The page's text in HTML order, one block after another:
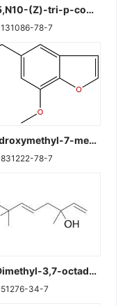
N1,N5,N10-(Z)-tri-p-coumaroylspermidine
131086-78-7
5-Hydroxymethyl-7-methoxybenzofuran
831222-78-7
2,6-Dimethyl-3,7-octadiene-2,6-diol
51276-34-7